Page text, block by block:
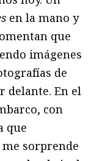
en la mano y
que
imágenes
de
delante. En el
con
que
sorprende